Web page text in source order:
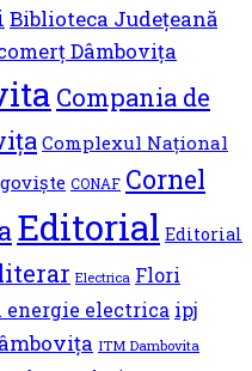
Biblioteca Județeană
Dâmbovița
Compania de
Complexul Național
CONAF Cornel
Editorial Editorial
Electrica Flori
electrica ipj
ITM Dambovita